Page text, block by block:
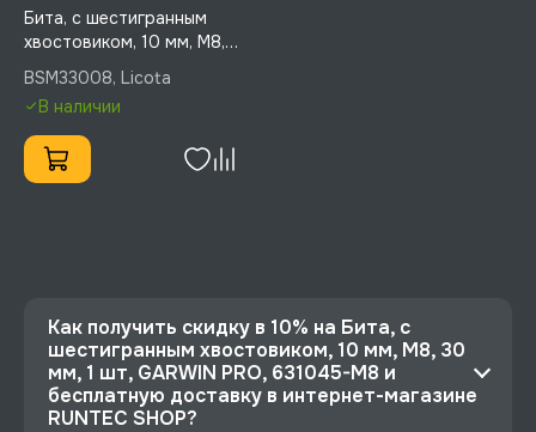
Бита, с шестигранным
хвостовиком, 10 мм, M8,
30 мм, 1 шт, Licota,
BSM33008
BSM33008, Licota
В наличии
Как получить скидку в 10% на Бита, с
шестигранным хвостовиком, 10 мм, M8, 30
мм, 1 шт, GARWIN PRO, 631045-M8 и
бесплатную доставку в интернет-магазине
RUNTEC SHOP?